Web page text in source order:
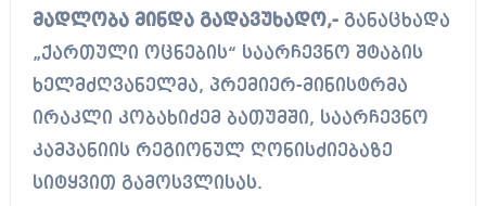
მადლობა მინდა გადავუხადო,-განაცხადა
„ქართული ოცნების“ საარჩევნო შტაბის
ხელმძღვანელმა, პრემიერ-მინისტრმა
ირაკლი კობახიძემ ბათუმში, საარჩევნო
კამპანიის რეგიონულ ღონისძიებაზე
სიტყვით გამოსვლისას.